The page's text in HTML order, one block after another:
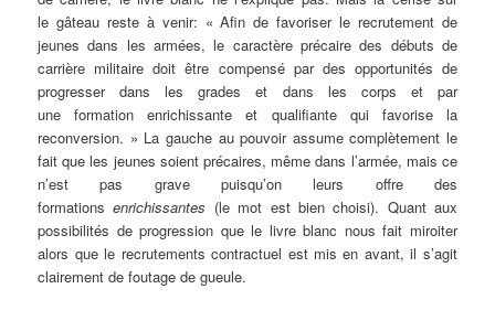
le gâteau reste à venir: « Afin de favoriser le recrutement de
jeunes dans les armées, le caractère précaire des débuts de
carrière militaire doit être compensé par des opportunités de
progresser dans les grades et dans les corps et par
une formation enrichissante et qualifiante qui favorise la
reconversion. » La gauche au pouvoir assume complètement le
fait que les jeunes soient précaires, même dans l’armée, mais ce
n’est pas grave puisqu’on leurs offre des
formationsenrichissantes (le mot est bien choisi). Quant aux
possibilités de progression que le livre blanc nous fait miroiter
alors que le recrutements contractuel est mis en avant, il s’agit
clairement de foutage de gueule.